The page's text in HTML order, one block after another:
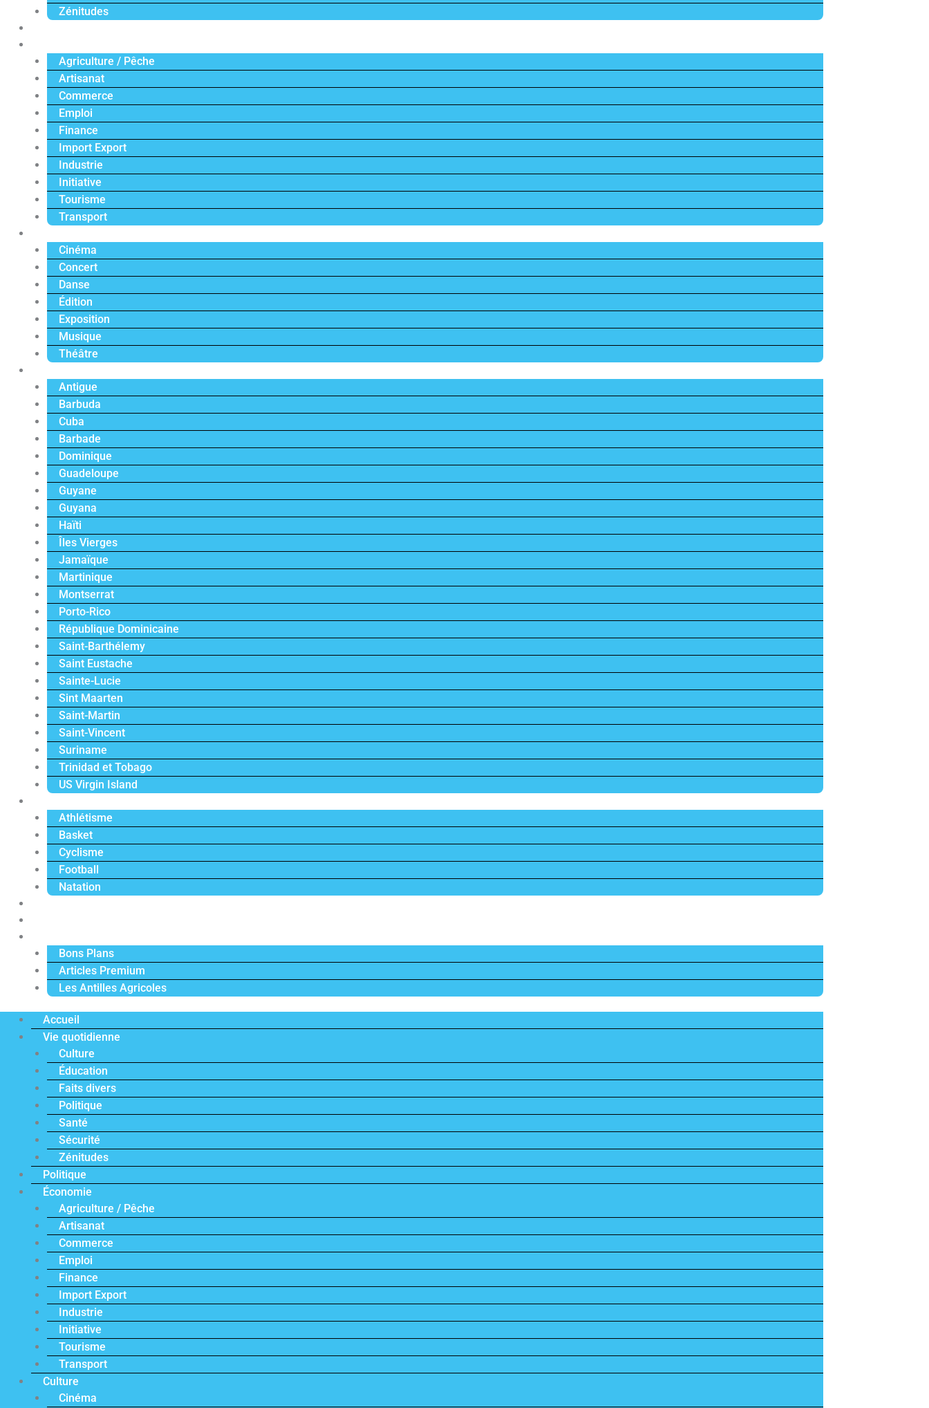
Zénitudes
Agriculture / Pêche
Artisanat
Commerce
Emploi
Finance
Import Export
Industrie
Initiative
Tourisme
Transport
Cinéma
Concert
Danse
Édition
Exposition
Musique
Théâtre
Antigue
Barbuda
Cuba
Barbade
Dominique
Guadeloupe
Guyane
Guyana
Haïti
Îles Vierges
Jamaïque
Martinique
Montserrat
Porto-Rico
République Dominicaine
Saint-Barthélemy
Saint Eustache
Sainte-Lucie
Sint Maarten
Saint-Martin
Saint-Vincent
Suriname
Trinidad et Tobago
US Virgin Island
Athlétisme
Basket
Cyclisme
Football
Natation
Bons Plans
Articles Premium
Les Antilles Agricoles
Accueil
Vie quotidienne
Culture
Éducation
Faits divers
Politique
Santé
Sécurité
Zénitudes
Politique
Économie
Agriculture / Pêche
Artisanat
Commerce
Emploi
Finance
Import Export
Industrie
Initiative
Tourisme
Transport
Culture
Cinéma